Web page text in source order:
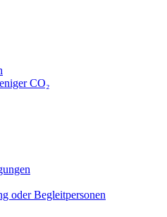
CO₂
oder Begleitpersonen